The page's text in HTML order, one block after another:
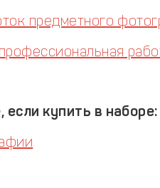
предметного
купить в наборе: